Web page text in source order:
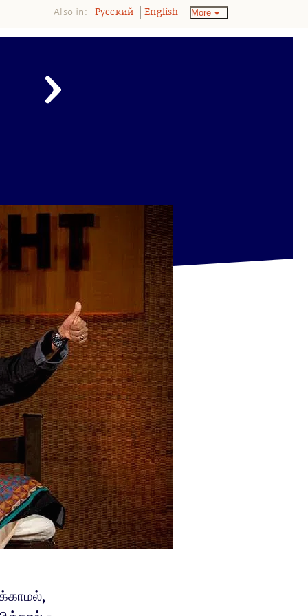
Also in: Pусский English More